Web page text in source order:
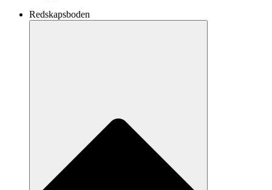
Redskapsboden